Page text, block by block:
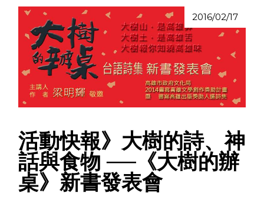
2016/02/17
活動快報》大樹的詩、神
話與食物 ──《大樹的辦
桌》新書發表會